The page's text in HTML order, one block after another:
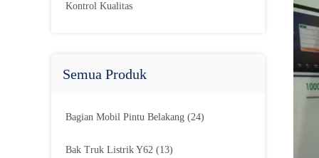
Kontrol Kualitas
Semua Produk
Bagian Mobil Pintu Belakang (24)
Bak Truk Listrik Y62 (13)